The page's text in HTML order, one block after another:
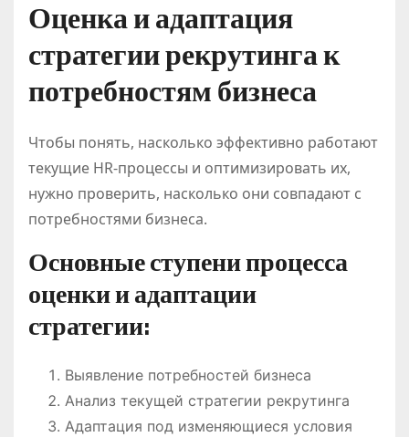
Оценка и адаптация
стратегии рекрутинга к
потребностям бизнеса
Чтобы понять, насколько эффективно работают
текущие HR-процессы и оптимизировать их,
нужно проверить, насколько они совпадают с
потребностями бизнеса.
Основные ступени процесса
оценки и адаптации
стратегии:
Выявление потребностей бизнеса
Анализ текущей стратегии рекрутинга
Адаптация под изменяющиеся условия